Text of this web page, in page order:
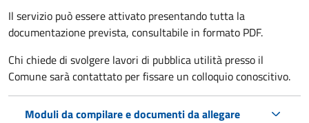
Il servizio può essere attivato presentando tutta la
documentazione prevista, consultabile in formato PDF.
Chi chiede di svolgere lavori di pubblica utilità presso il
Comune sarà contattato per fissare un colloquio conoscitivo.
Moduli da compilare e documenti da allegare